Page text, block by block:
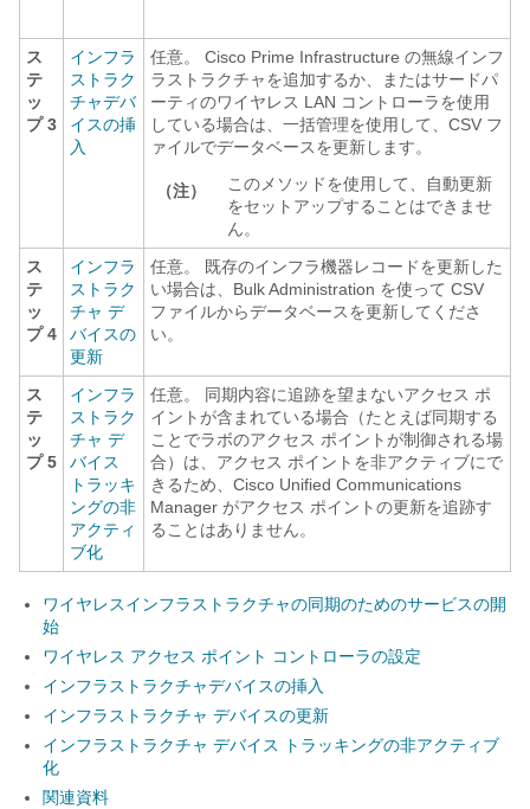
ス
テ
ッ
プ 3
インフラ
ストラク
チャデバ
イスの挿
入
任意。 Cisco Prime Infrastructure の無線インフ
ラストラクチャを追加するか、またはサードパ
ーティのワイヤレス LAN コントローラを使用
している場合は、一括管理を使用して、CSV フ
ァイルでデータベースを更新します。
（注）
このメソッドを使用して、自動更新
をセットアップすることはできませ
ん。
ス
テ
ッ
プ 4
インフラ
ストラク
チャ デ
バイスの
更新
任意。 既存のインフラ機器レコードを更新した
い場合は、Bulk Administration を使って CSV
ファイルからデータベースを更新してくださ
い。
ス
テ
ッ
プ 5
インフラ
ストラク
チャ デ
バイス
トラッキ
ングの非
アクティ
ブ化
任意。 同期内容に追跡を望まないアクセス ポ
イントが含まれている場合（たとえば同期する
ことでラボのアクセス ポイントが制御される場
合）は、アクセス ポイントを非アクティブにで
きるため、Cisco Unified Communications
Manager がアクセス ポイントの更新を追跡す
ることはありません。
ワイヤレスインフラストラクチャの同期のためのサービスの開
始
ワイヤレス アクセス ポイント コントローラの設定
インフラストラクチャデバイスの挿入
インフラストラクチャ デバイスの更新
インフラストラクチャ デバイス トラッキングの非アクティブ
化
関連資料